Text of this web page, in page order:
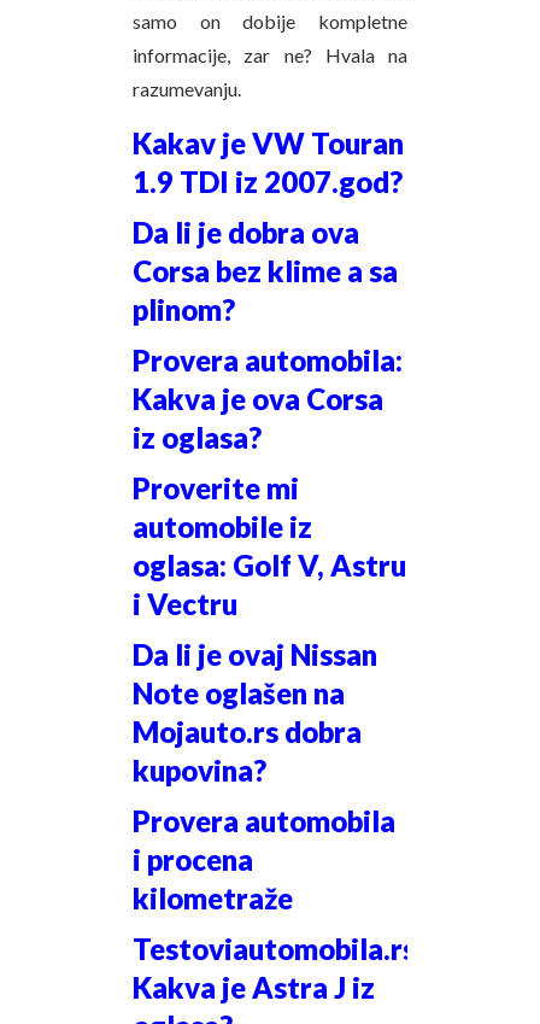
samo on dobije kompletne
informacije, zar ne? Hvala na
razumevanju.
Kakav je VW Touran
1.9 TDI iz 2007.god?
Da li je dobra ova
Corsa bez klime a sa
plinom?
Provera automobila:
Kakva je ova Corsa
iz oglasa?
Proverite mi
automobile iz
oglasa: Golf V, Astru
i Vectru
Da li je ovaj Nissan
Note oglašen na
Mojauto.rs dobra
kupovina?
Provera automobila
i procena
kilometraže
Testoviautomobila.rs:
Kakva je Astra J iz